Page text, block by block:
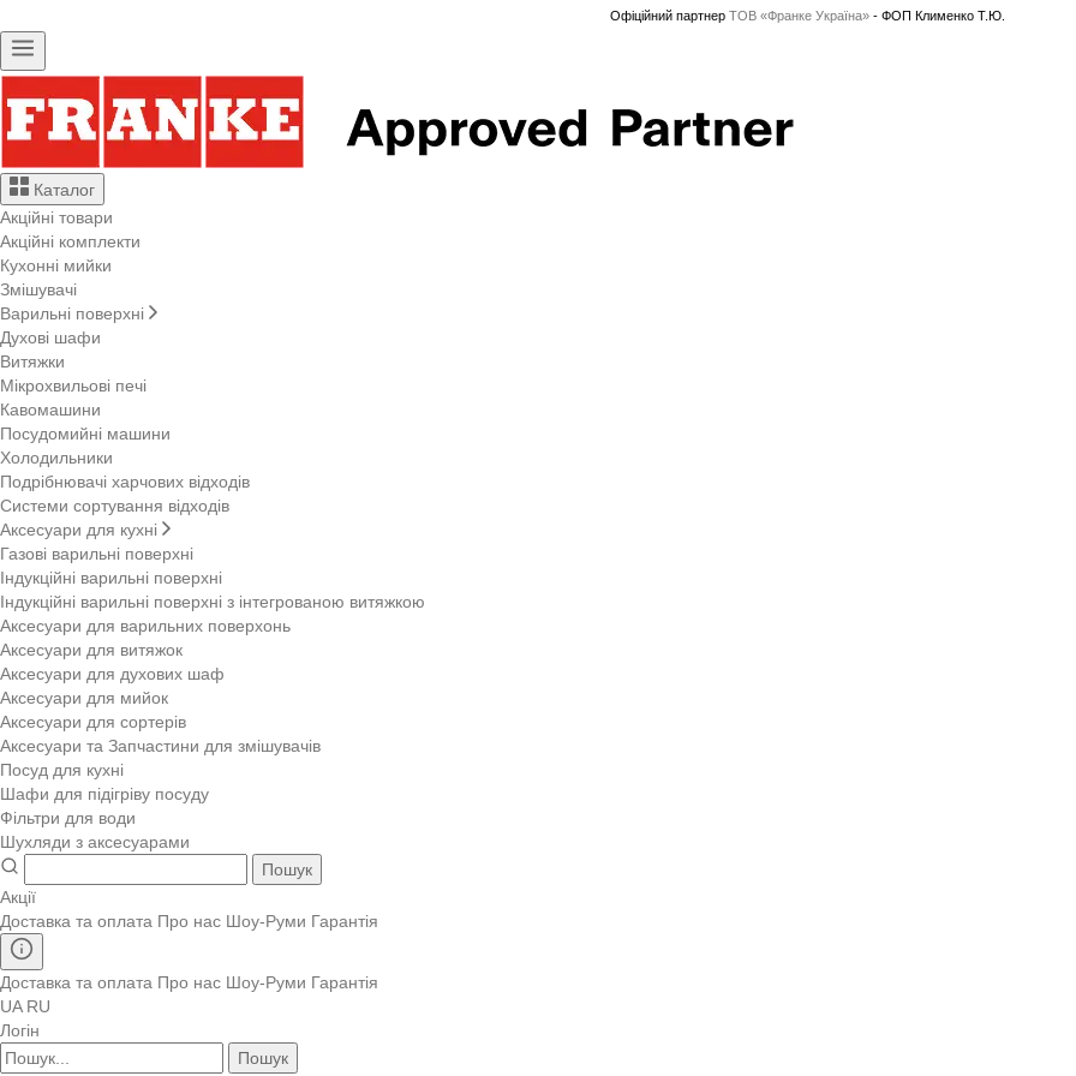
Офіційний партнер ТОВ «Франке Україна»- ФОП Клименко Т.Ю.
Каталог
Акційні товари
Акційні комплекти
Кухонні мийки
Змішувачі
Варильні поверхні
Духові шафи
Витяжки
Мікрохвильові печі
Кавомашини
Посудомийні машини
Холодильники
Подрібнювачі харчових відходів
Системи сортування відходів
Аксесуари для кухні
Газові варильні поверхні
Індукційні варильні поверхні
Індукційні варильні поверхні з інтегрованою витяжкою
Аксесуари для варильних поверхонь
Аксесуари для витяжок
Аксесуари для духових шаф
Аксесуари для мийок
Аксесуари для сортерів
Аксесуари та Запчастини для змішувачів
Посуд для кухні
Шафи для підігріву посуду
Фільтри для води
Шухляди з аксесуарами
Пошук
Акції
Доставка та оплата Про нас Шоу-Руми Гарантія
Доставка та оплата Про нас Шоу-Руми Гарантія
UA RU
Логін
Пошук